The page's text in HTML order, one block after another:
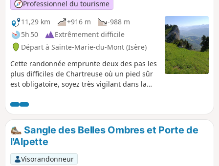
Professionnel du tourisme
11,29 km
+916 m
-988 m
5h 50
Extrêmement difficile
Départ à Sainte-Marie-du-Mont (Isère)
Cette randonnée emprunte deux des pas les
plus difficiles de Chartreuse où un pied sûr
est obligatoire, soyez très vigilant dans la
culminant se situe tout près du Tunnel du
Trèfle et si vous êtes observateur, du tunnel,
vous pourrez apercevoir l'inaccessible Arche
de la Morille.
Sangle des Belles Ombres et Porte de
l'Alpette
Visorandonneur